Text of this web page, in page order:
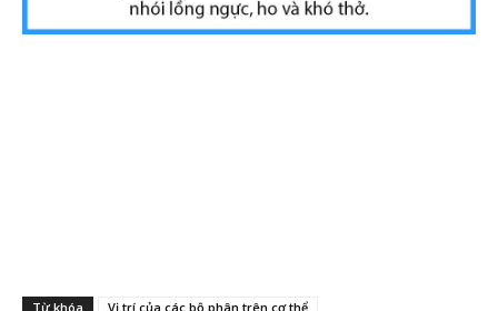
Từ khóa Vị trí của các bộ phân trên cơ thể